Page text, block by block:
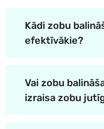
Kādi zobu
efektīvākie?
Vai zobu
izraisa zobu